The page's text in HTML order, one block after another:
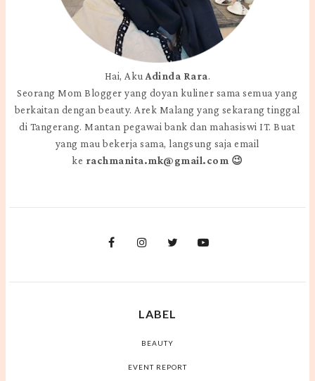
Hai, AkuAdinda Rara.
Seorang Mom Blogger yang doyan kuliner sama semua yang
berkaitan dengan beauty. Arek Malang yang sekarang tinggal
di Tangerang. Mantan pegawai bank dan mahasiswi IT. Buat
yang mau bekerja sama, langsung saja email
ke rachmanita.mk@gmail.com 😉
LABEL
BEAUTY
EVENT REPORT